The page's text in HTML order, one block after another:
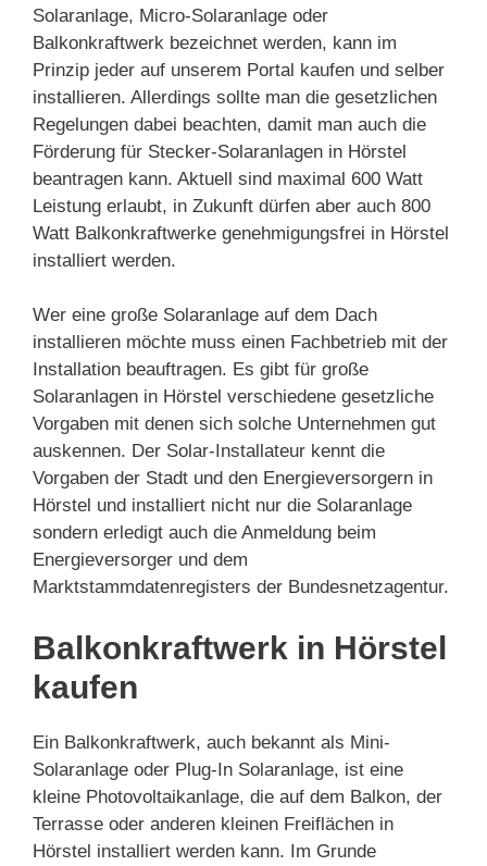
Solaranlage, Micro-Solaranlage oder
Balkonkraftwerk bezeichnet werden, kann im
Prinzip jeder auf unserem Portal kaufen und selber
installieren. Allerdings sollte man die gesetzlichen
Regelungen dabei beachten, damit man auch die
Förderung für Stecker-Solaranlagen in Hörstel
beantragen kann. Aktuell sind maximal 600 Watt
Leistung erlaubt, in Zukunft dürfen aber auch 800
Watt Balkonkraftwerke genehmigungsfrei in Hörstel
installiert werden.
Wer eine große Solaranlage auf dem Dach
installieren möchte muss einen Fachbetrieb mit der
Installation beauftragen. Es gibt für große
Solaranlagen in Hörstel verschiedene gesetzliche
Vorgaben mit denen sich solche Unternehmen gut
auskennen. Der Solar-Installateur kennt die
Vorgaben der Stadt und den Energieversorgern in
Hörstel und installiert nicht nur die Solaranlage
sondern erledigt auch die Anmeldung beim
Energieversorger und dem
Marktstammdatenregisters der Bundesnetzagentur.
Balkonkraftwerk in Hörstel
kaufen
Ein Balkonkraftwerk, auch bekannt als Mini-
Solaranlage oder Plug-In Solaranlage, ist eine
kleine Photovoltaikanlage, die auf dem Balkon, der
Terrasse oder anderen kleinen Freiflächen in
Hörstel installiert werden kann. Im Grunde